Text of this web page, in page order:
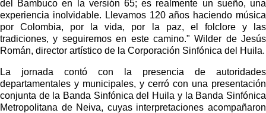
del Bambuco en la versión 65; es realmente un sueño, una
experiencia inolvidable. Llevamos 120 años haciendo música
por Colombia, por la vida, por la paz, el folclore y las
tradiciones, y seguiremos en este camino." Wilder de Jesús
Román, director artístico de la Corporación Sinfónica del Huila.
La jornada contó con la presencia de autoridades
departamentales y municipales, y cerró con una presentación
conjunta de la Banda Sinfónica del Huila y la Banda Sinfónica
Metropolitana de Neiva, cuyas interpretaciones acompañaron